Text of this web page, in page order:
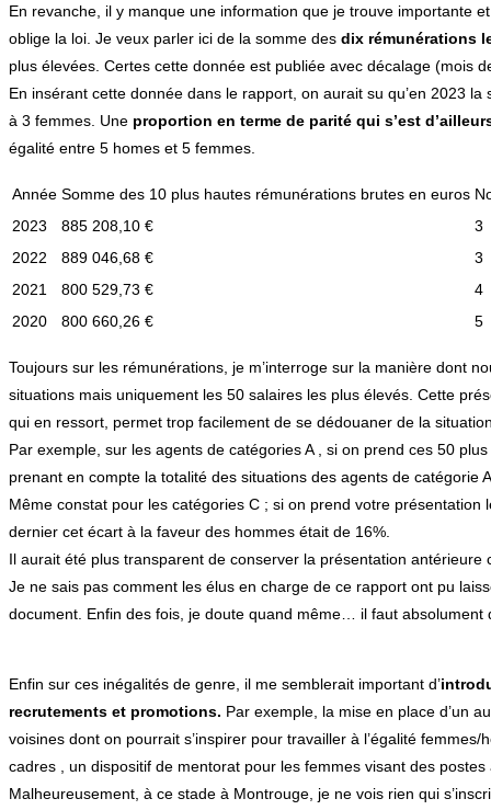
En revanche, il y manque une information que je trouve importante
oblige la loi. Je veux parler ici de la somme des dix rémunérations
plus élevées. Certes cette donnée est publiée avec décalage (mois
En insérant cette donnée dans le rapport, on aurait su qu’en 2023
à 3 femmes. Une proportion en terme de parité qui s’est
égalité entre 5 homes et 5 femmes.
Année Somme des 10 plus hautes rémunérations brutes en euros
2023
885 208,10 €
3
2022
889 046,68 €
3
2021
800 529,73 €
4
2020
800 660,26 € 5
Toujours sur les rémunérations, je m’interroge sur la manière dont
situations mais uniquement les 50 salaires les plus élevés. Cette
qui en ressort, permet trop facilement de se dédouaner de la
Par exemple, sur les agents de catégories A , si on prend ces 50
prenant en compte la totalité des situations des agents de catégorie
Même constat pour les catégories C ; si on prend votre
dernier cet écart à la faveur des hommes était de 16%.
Il aurait été plus transparent de conserver la présentation
Je ne sais pas comment les élus en charge de ce rapport ont pu
document. Enfin des fois, je doute quand même… il faut
Enfin sur ces inégalités de genre, il me semblerait important d’
recrutements et promotions. Par exemple, la mise en place d’un
voisines dont on pourrait s’inspirer pour travailler à l’égalité
cadres , un dispositif de mentorat pour les femmes visant des postes
Malheureusement, à ce stade à Montrouge, je ne vois rien qui